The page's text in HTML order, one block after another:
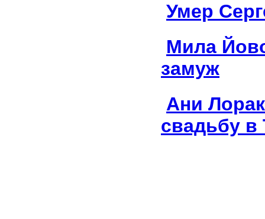
Умер
Мила
замуж
Ани
свадьбу в